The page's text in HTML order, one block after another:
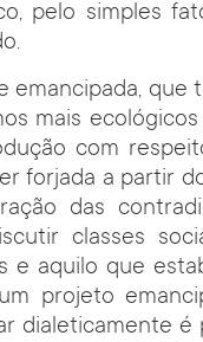
pelo simples
emancipada,
mais
com
forjada a partir
das
classes
e aquilo que
projeto
dialeticamente